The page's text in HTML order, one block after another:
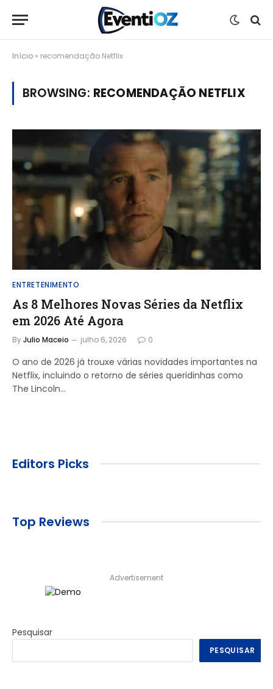
Início » recomendação Netflix
BROWSING: RECOMENDAÇÃO NETFLIX
ENTRETENIMENTO
As 8 Melhores Novas Séries da Netflix
em 2026 Até Agora
ByJulio Maceio julho 6, 2026 0
O ano de 2026 já trouxe várias novidades importantes na
Netflix, incluindo o retorno de séries queridinhas como
The Lincoln…
Editors Picks
Top Reviews
Advertisement
Pesquisar
PESQUISAR